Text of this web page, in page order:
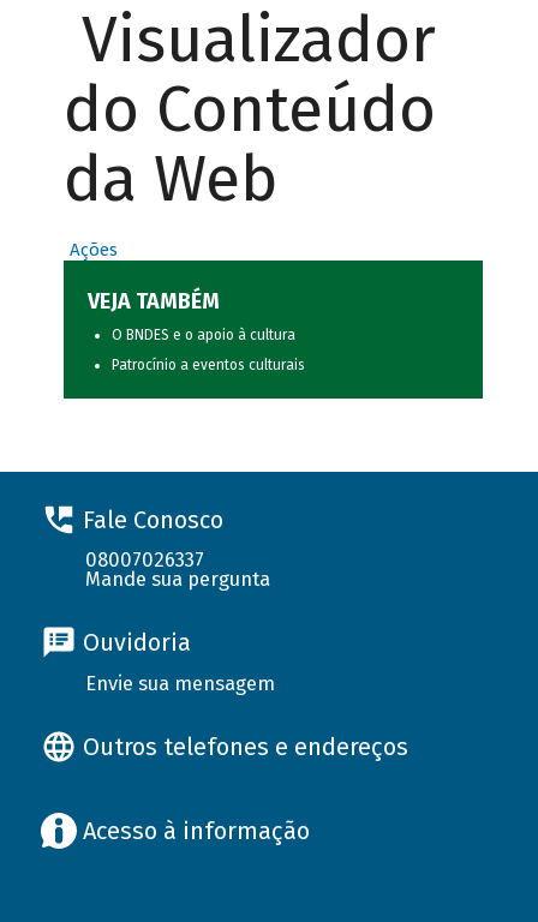
Visualizador
do Conteúdo
da Web
Ações
VEJA TAMBÉM
O BNDES e o apoio à cultura
Patrocínio a eventos culturais
Fale Conosco
08007026337
Mande sua pergunta
Ouvidoria
Envie sua mensagem
Outros telefones e endereços
Acesso à informação